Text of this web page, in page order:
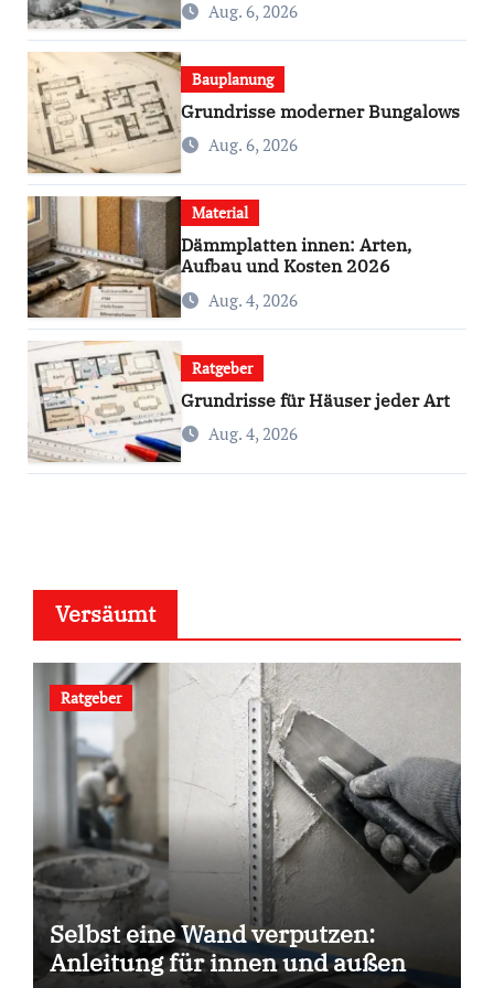
Aug. 6, 2026
Bauplanung
Grundrisse moderner Bungalows
Aug. 6, 2026
Material
Dämmplatten innen: Arten,
Aufbau und Kosten 2026
Aug. 4, 2026
Ratgeber
Grundrisse für Häuser jeder Art
Aug. 4, 2026
Versäumt
Ratgeber
Selbst eine Wand verputzen:
Anleitung für innen und außen